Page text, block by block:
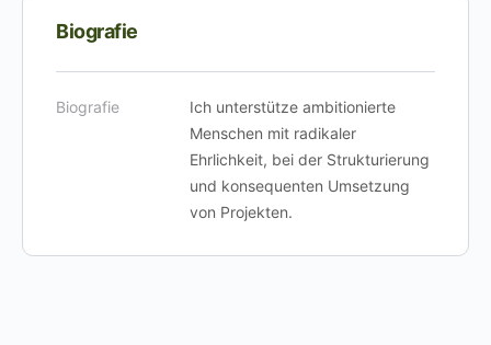
Biografie
Biografie
Ich unterstütze ambitionierte
Menschen mit radikaler
Ehrlichkeit, bei der Strukturierung
und konsequenten Umsetzung
von Projekten.